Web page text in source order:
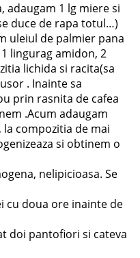
adaugam 1 lg miere si
duce de rapa totul…)
uleiul de palmier pana
lingurag amidon, 2
lichida si racita(sa
. Inainte sa
prin rasnita de cafea
.Acum adaugam
compozitia de mai
si obtinem o
nelipicioasa. Se
cu doua ore inainte de
doi pantofiori si cateva